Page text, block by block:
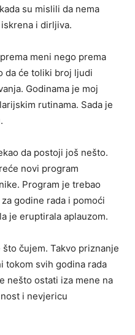
su mislili da nema
i dirljiva.
meni nego prema
da će toliki broj ljudi
Godinama je moj
rutinama. Sada je
da postoji još nešto.
novi program
Program je trebao
godine rada i pomoći
je eruptirala aplauzom.
čujem. Takvo priznanje
tokom svih godina rada
nešto ostati iza mene na
i nevjericu